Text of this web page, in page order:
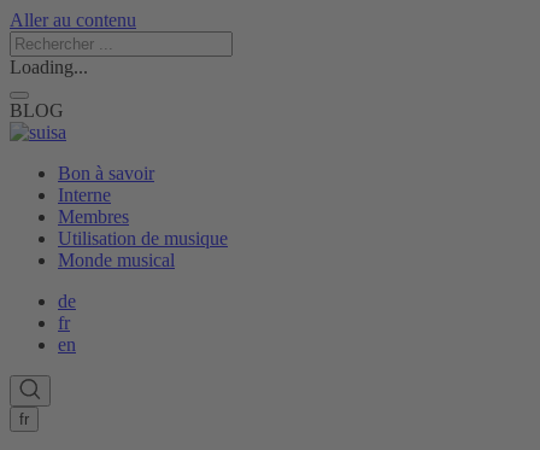
Aller au contenu
Loading...
BLOG
Bon à savoir
Interne
Membres
Utilisation de musique
Monde musical
de
fr
en
fr